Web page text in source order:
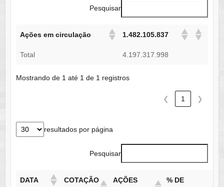
Pesquisar
Ações em circulação 1.482.105.837
Total 4.197.317.998
Mostrando de 1 até 1 de 1 registros
❮ 1 ❯
resultados por página
Pesquisar
DATA
COTAÇÃO
AÇÕES
% DE